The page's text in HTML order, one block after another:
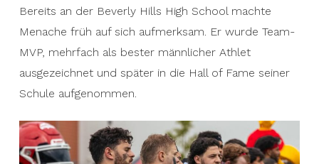
Bereits an der Beverly Hills High School machte
Menache früh auf sich aufmerksam. Er wurde Team-
MVP, mehrfach als bester männlicher Athlet
ausgezeichnet und später in die Hall of Fame seiner
Schule aufgenommen.